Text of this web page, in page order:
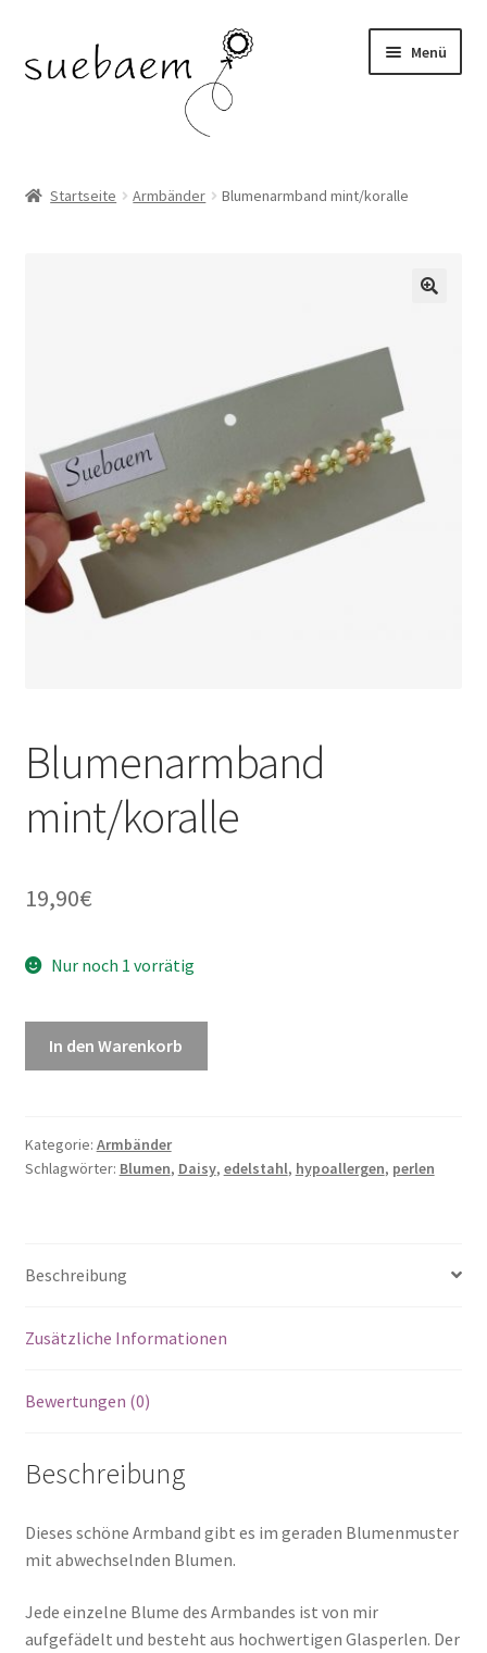
Navigation
Inhalt
Menü
Startseite Armbänder Blumenarmband mint/koralle
Blumenarmband
mint/koralle
19,90€
Nur noch 1 vorrätig
In den Warenkorb
Kategorie: Armbänder
Schlagwörter: Blumen, Daisy, edelstahl, hypoallergen, perlen
Beschreibung
Zusätzliche Informationen
Bewertungen (0)
Beschreibung
Dieses schöne Armband gibt es im geraden Blumenmuster
mit abwechselnden Blumen.
Jede einzelne Blume des Armbandes ist von mir
aufgefädelt und besteht aus hochwertigen Glasperlen. Der